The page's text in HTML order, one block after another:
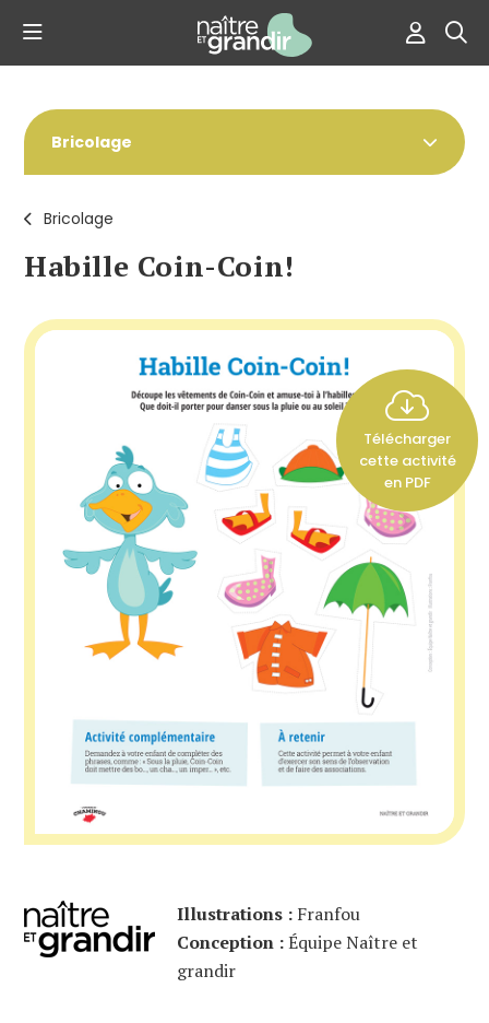
Bricolage
Habille Coin-Coin!
Bricolage
Télécharger
cette activité
en PDF
Illustrations : Franfou
Conception :Équipe Naître et
grandir